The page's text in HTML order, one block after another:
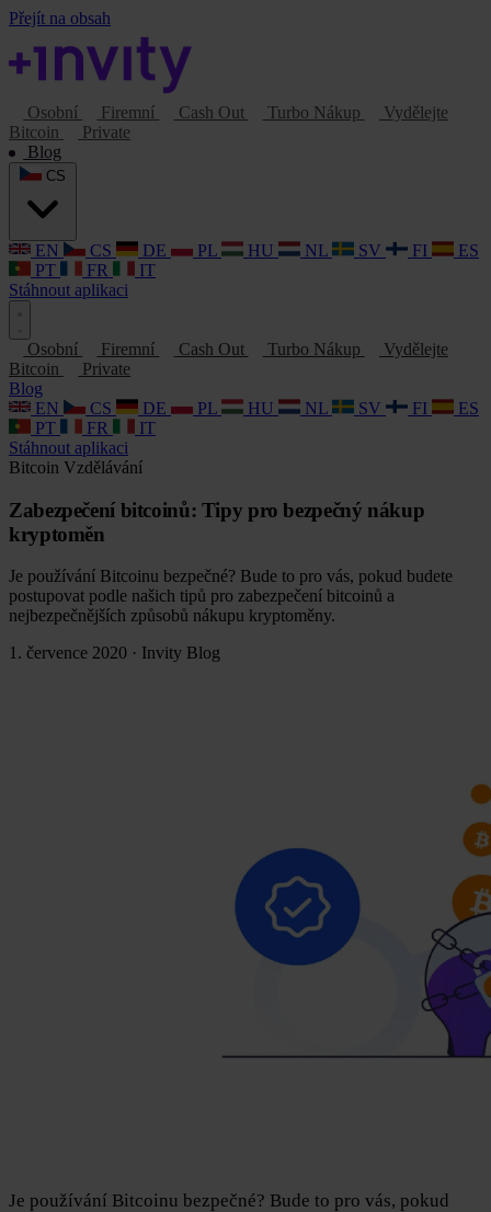
Přejít na obsah
Osobní Firemní Cash Out Turbo Nákup
Vydělejte
Bitcoin
Private
Blog
EN CS DE PL HU NL SV FI
ES
PT
FR
IT
Stáhnout aplikaci
Osobní Firemní Cash Out Turbo Nákup
Vydělejte
Bitcoin
Private
Blog
EN
CS DE PL HU NL SV FI
ES
PT
FR
IT
Stáhnout aplikaci
Bitcoin Vzdělávání
Zabezpečení bitcoinů: Tipy pro bezpečný nákup
kryptoměn
Je používání Bitcoinu bezpečné? Bude to pro vás, pokud budete
postupovat podle našich tipů pro zabezpečení bitcoinů a
nejbezpečnějších způsobů nákupu kryptoměny.
1. července 2020 · Invity Blog
Je používání Bitcoinu bezpečné? Bude to pro vás, pokud